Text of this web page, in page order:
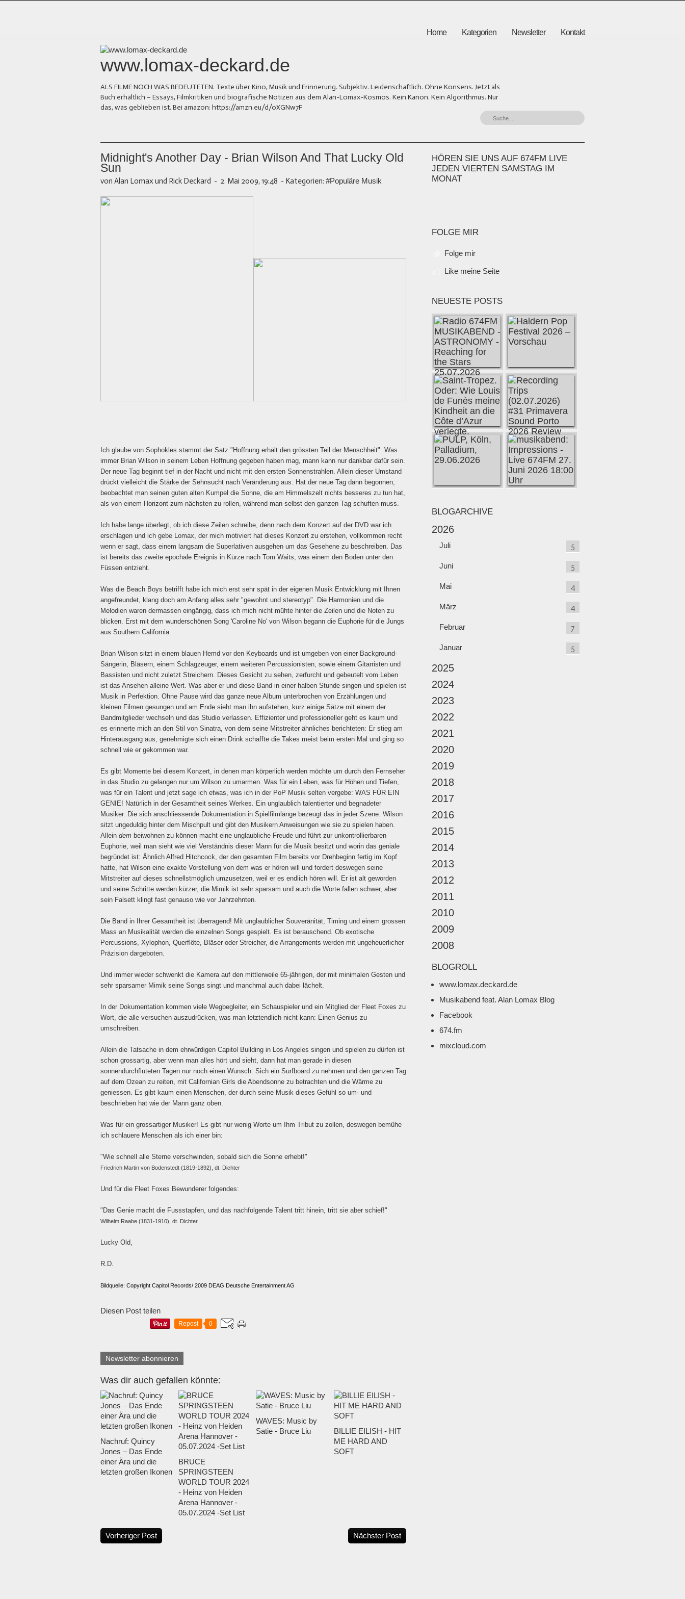
Home Kategorien Newsletter Kontakt
www.lomax-deckard.de
ALS FILME NOCH WAS BEDEUTETEN. Texte über Kino, Musik und Erinnerung. Subjektiv. Leidenschaftlich. Ohne Konsens. Jetzt als
Buch erhältlich – Essays, Filmkritiken und biografische Notizen aus dem Alan-Lomax-Kosmos. Kein Kanon. Kein Algorithmus. Nur
das, was geblieben ist. Bei amazon: https://amzn.eu/d/0XGNw7F
Midnight's Another Day - Brian Wilson And That Lucky Old
Sun
von Alan Lomax und Rick Deckard - 2. Mai 2009, 19:48 - Kategorien: #Populäre Musik
Ich glaube von Sophokles stammt der Satz "Hoffnung erhält den grössten Teil der Menschheit". Was
immer Brian Wilson in seinem Leben Hoffnung gegeben haben mag, mann kann nur dankbar dafür sein.
Der neue Tag beginnt tief in der Nacht und nicht mit den ersten Sonnenstrahlen. Allein dieser Umstand
drückt vielleicht die Stärke der Sehnsucht nach Veränderung aus. Hat der neue Tag dann begonnen,
beobachtet man seinen guten alten Kumpel die Sonne, die am Himmelszelt nichts besseres zu tun hat,
als von einem Horizont zum nächsten zu rollen, während man selbst den ganzen Tag schuften muss.
Ich habe lange überlegt, ob ich diese Zeilen schreibe, denn nach dem Konzert auf der DVD war ich
erschlagen und ich gebe Lomax, der mich motiviert hat dieses Konzert zu erstehen, vollkommen recht
wenn er sagt, dass einem langsam die Superlativen ausgehen um das Gesehene zu beschreiben. Das
ist bereits das zweite epochale Ereignis in Kürze nach Tom Waits, was einem den Boden unter den
Füssen entzieht.
Was die Beach Boys betrifft habe ich mich erst sehr spät in der eigenen Musik Entwicklung mit Ihnen
angefreundet, klang doch am Anfang alles sehr "gewohnt und stereotyp". Die Harmonien und die
Melodien waren dermassen eingängig, dass ich mich nicht mühte hinter die Zeilen und die Noten zu
blicken. Erst mit dem wunderschönen Song 'Caroline No' von Wilson begann die Euphorie für die Jungs
aus Southern California.
Brian Wilson sitzt in einem blauen Hemd vor den Keyboards und ist umgeben von einer Background-
Sängerin, Bläsern, einem Schlagzeuger, einem weiteren Percussionisten, sowie einem Gitarristen und
Bassisten und nicht zuletzt Streichern. Dieses Gesicht zu sehen, zerfurcht und gebeutelt vom Leben
ist das Ansehen alleine Wert. Was aber er und diese Band in einer halben Stunde singen und spielen ist
Musik in Perfektion. Ohne Pause wird das ganze neue Album unterbrochen von Erzählungen und
kleinen Filmen gesungen und am Ende sieht man ihn aufstehen, kurz einige Sätze mit einem der
Bandmitglieder wechseln und das Studio verlassen. Effizienter und professioneller geht es kaum und
es erinnerte mich an den Stil von Sinatra, von dem seine Mitstreiter ähnliches berichteten: Er stieg am
Hinterausgang aus, genehmigte sich einen Drink schaffte die Takes meist beim ersten Mal und ging so
schnell wie er gekommen war.
Es gibt Momente bei diesem Konzert, in denen man körperlich werden möchte um durch den Fernseher
in das Studio zu gelangen nur um Wilson zu umarmen. Was für ein Leben, was für Höhen und Tiefen,
was für ein Talent und jetzt sage ich etwas, was ich in der PoP Musik selten vergebe: WAS FÜR EIN
GENIE! Natürlich in der Gesamtheit seines Werkes. Ein unglaublich talentierter und begnadeter
Musiker. Die sich anschliessende Dokumentation in Spielfilmlänge bezeugt das in jeder Szene. Wilson
sitzt ungeduldig hinter dem Mischpult und gibt den Musikern Anweisungen wie sie zu spielen haben.
Allein dem beiwohnen zu können macht eine unglaubliche Freude und führt zur unkontrollierbaren
Euphorie, weil man sieht wie viel Verständnis dieser Mann für die Musik besitzt und worin das geniale
begründet ist: Ähnlich Alfred Hitchcock, der den gesamten Film bereits vor Drehbeginn fertig im Kopf
hatte, hat Wilson eine exakte Vorstellung von dem was er hören will und fordert deswegen seine
Mitstreiter auf dieses schnellstmöglich umzusetzen, weil er es endlich hören will. Er ist alt geworden
und seine Schritte werden kürzer, die Mimik ist sehr sparsam und auch die Worte fallen schwer, aber
sein Falsett klingt fast genauso wie vor Jahrzehnten.
Die Band in Ihrer Gesamtheit ist überragend! Mit unglaublicher Souveränität, Timing und einem grossen
Mass an Musikalität werden die einzelnen Songs gespielt. Es ist berauschend. Ob exotische
Percussions, Xylophon, Querflöte, Bläser oder Streicher, die Arrangements werden mit ungeheuerlicher
Präzision dargeboten.
Und immer wieder schwenkt die Kamera auf den mittlerweile 65-jährigen, der mit minimalen Gesten und
sehr sparsamer Mimik seine Songs singt und manchmal auch dabei lächelt.
In der Dokumentation kommen viele Wegbegleiter, ein Schauspieler und ein Mitglied der Fleet Foxes zu
Wort, die alle versuchen auszudrücken, was man letztendlich nicht kann: Einen Genius zu
umschreiben.
Allein die Tatsache in dem ehrwürdigen Capitol Building in Los Angeles singen und spielen zu dürfen ist
schon grossartig, aber wenn man alles hört und sieht, dann hat man gerade in diesen
sonnendurchfluteten Tagen nur noch einen Wunsch: Sich ein Surfboard zu nehmen und den ganzen Tag
auf dem Ozean zu reiten, mit Californian Girls die Abendsonne zu betrachten und die Wärme zu
geniessen. Es gibt kaum einen Menschen, der durch seine Musik dieses Gefühl so um- und
beschrieben hat wie der Mann ganz oben.
Was für ein grossartiger Musiker! Es gibt nur wenig Worte um Ihm Tribut zu zollen, deswegen bemühe
ich schlauere Menschen als ich einer bin:
"Wie schnell alle Sterne verschwinden, sobald sich die Sonne erhebt!"
Friedrich Martin von Bodenstedt (1819-1892), dt. Dichter
Und für die Fleet Foxes Bewunderer folgendes:
"Das Genie macht die Fussstapfen, und das nachfolgende Talent tritt hinein, tritt sie aber schief!"
Wilhelm Raabe (1831-1910), dt. Dichter
Lucky Old,
R.D.
Bildquelle: Copyright Capitol Records/ 2009 DEAG Deutsche Entertainment AG
Diesen Post teilen
Repost 0
Newsletter abonnieren
Was dir auch gefallen könnte:
Nachruf: Quincy
Jones – Das Ende
einer Ära und die
letzten großen Ikonen
BRUCE
SPRINGSTEEN
WORLD TOUR 2024
- Heinz von Heiden
Arena Hannover -
05.07.2024 -Set List
WAVES: Music by
Satie - Bruce Liu
BILLIE EILISH - HIT
ME HARD AND
SOFT
Vorheriger Post Nächster Post
HÖREN SIE UNS AUF 674FM LIVE
JEDEN VIERTEN SAMSTAG IM
MONAT
FOLGE MIR
Folge mir
Like meine Seite
NEUESTE POSTS
BLOGARCHIVE
2026
Juli 5
Juni 5
Mai 4
März 4
Februar 7
Januar 5
2025
2024
2023
2022
2021
2020
2019
2018
2017
2016
2015
2014
2013
2012
2011
2010
2009
2008
BLOGROLL
www.lomax.deckard.de
Musikabend feat. Alan Lomax Blog
Facebook
674.fm
mixcloud.com